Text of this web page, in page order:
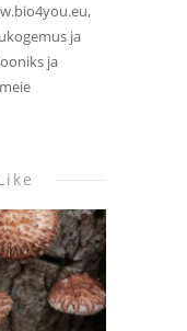
ja
ja